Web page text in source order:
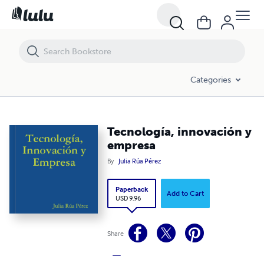
Categories
Tecnología, innovación y
empresa
By Julia Rúa Pérez
Paperback
USD 9.96
Add to Cart
Share
Tecnología, innovación y empresa